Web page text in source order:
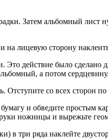
Затем альбомный
на лицевую сторону
действие было сделано
а потом
со всех сторон по
и обведите простым
ножницы и вырежьте
в три ряда наклейте